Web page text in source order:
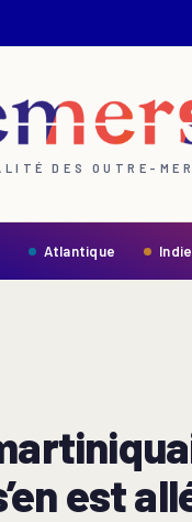
DES OUTRE-
Atlantique
est